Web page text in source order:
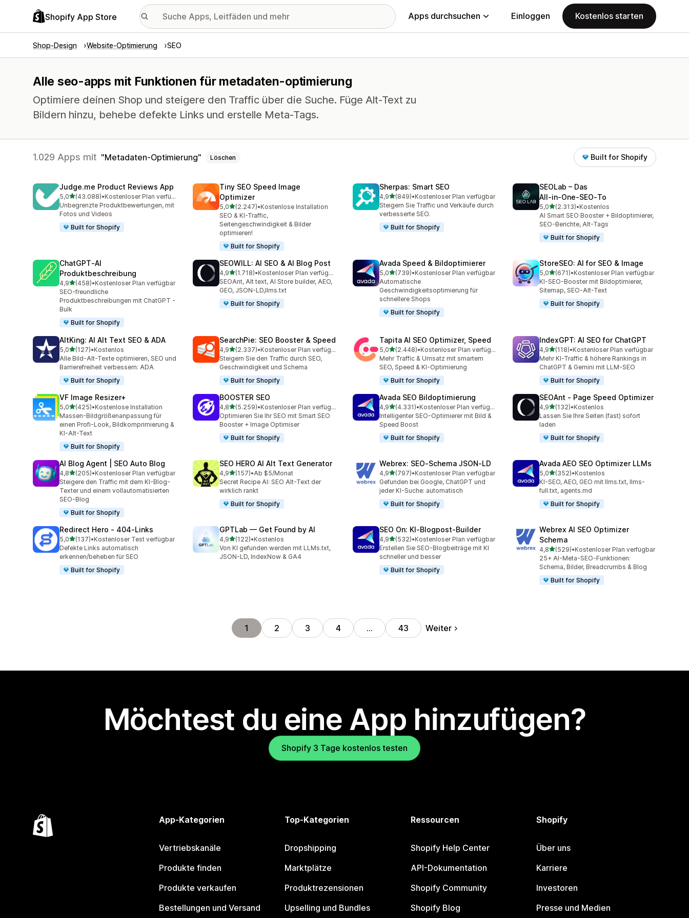
Shopify App Store Apps durchsuchen Einloggen Kostenlos starten
Shop-Design Website-Optimierung SEO
Alle seo-apps mit Funktionen für metadaten-optimierung
Optimiere deinen Shop und steigere den Traffic über die Suche. Füge Alt-Text zu
Bildern hinzu, behebe defekte Links und erstelle Meta-Tags.
1.029 Apps mit Metadaten-Optimierung Löschen Built for Shopify
Judge.me Product Reviews App
5,0von 5 Sternen
(43.088)
43088 Rezensionen insgesamt
•
Kostenloser Plan verfügbar
Unbegrenzte Produktbewertungen, mit
Fotos und Videos
Built for Shopify
Tiny SEO Speed Image
Optimizer
5,0von 5 Sternen
(2.247)
2247 Rezensionen insgesamt
•Kostenlose Installation
SEO & KI-Traffic,
Seitengeschwindigkeit & Bilder
optimieren!
Built for Shopify
Sherpas: Smart SEO
4,9von 5 Sternen
(849)
849 Rezensionen insgesamt
•Kostenloser Plan verfügbar
Steigern Sie Traffic und Verkäufe durch
verbesserte SEO.
Built for Shopify
SEOLab – Das
All‑in‑One‑SEO‑To
5,0von 5 Sternen
(2.313)
2313 Rezensionen insgesamt
•Kostenlos
AI Smart SEO Booster + Bildoptimierer,
SEO-Berichte, Alt-Tags
Built for Shopify
ChatGPT‑AI
Produktbeschreibung
4,9von 5 Sternen
(458)
458 Rezensionen insgesamt
•Kostenloser Plan verfügbar
SEO-freundliche
Produktbeschreibungen mit ChatGPT -
Bulk
Built for Shopify
SEOWILL: AI SEO & AI Blog Post
4,9von 5 Sternen
(1.718)
1718 Rezensionen insgesamt
•
Kostenloser Plan verfügbar
SEOAnt, Alt text, AI Store builder, AEO,
GEO, JSON-LD,llms.txt
Built for Shopify
Avada Speed & Bildoptimierer
5,0von 5 Sternen
(739)
739 Rezensionen insgesamt
•Kostenloser Plan verfügbar
Automatische
Geschwindigkeitsoptimierung für
schnellere Shops
Built for Shopify
StoreSEO: AI for SEO & Image
5,0von 5 Sternen
(671)
671 Rezensionen insgesamt
•Kostenloser Plan verfügbar
KI-SEO-Booster mit Bildoptimierer,
Sitemap, SEO-Alt-Text
Built for Shopify
AltKing: AI Alt Text SEO & ADA
5,0von 5 Sternen
(127)
127 Rezensionen insgesamt
•Kostenlos
Alle Bild-Alt-Texte optimieren, SEO und
Barrierefreiheit verbessern: ADA
Built for Shopify
SearchPie: SEO Booster & Speed
4,9von 5 Sternen
(2.337)
2337 Rezensionen insgesamt
•
Kostenloser Plan verfügbar
Steigern Sie den Traffic durch SEO,
Geschwindigkeit und Schema
Built for Shopify
Tapita AI SEO Optimizer, Speed
5,0von 5 Sternen
(2.448)
2448 Rezensionen insgesamt
•
Kostenloser Plan verfügbar
Mehr Traffic & Umsatz mit smartem
SEO, Speed & KI-Optimierung
Built for Shopify
IndexGPT: AI SEO for ChatGPT
4,9von 5 Sternen
(118)
118 Rezensionen insgesamt
•Kostenloser Plan verfügbar
Mehr KI-Traffic & höhere Rankings in
ChatGPT & Gemini mit LLM-SEO
Built for Shopify
VF Image Resizer+
5,0von 5 Sternen
(425)
425 Rezensionen insgesamt
•Kostenlose Installation
Massen-Bildgrößenanpassung für
einen Profi-Look, Bildkomprimierung &
KI-Alt-Text
Built for Shopify
BOOSTER SEO
4,8von 5 Sternen
(5.259)
5259 Rezensionen insgesamt
•
Kostenloser Plan verfügbar
Optimieren Sie Ihr SEO mit Smart SEO
Booster + Image Optimiser
Built for Shopify
Avada SEO Bildoptimierung
4,9von 5 Sternen
(4.331)
4331 Rezensionen insgesamt
•
Kostenloser Plan verfügbar
Intelligenter SEO-Optimierer mit Bild &
Speed Boost
Built for Shopify
SEOAnt ‑ Page Speed Optimizer
4,9von 5 Sternen
(132)
132 Rezensionen insgesamt
•Kostenlos
Lassen Sie Ihre Seiten (fast) sofort
laden
Built for Shopify
AI Blog Agent | SEO Auto Blog
4,8von 5 Sternen
(205)
205 Rezensionen insgesamt
•Kostenloser Plan verfügbar
Steigere den Traffic mit dem KI-Blog-
Texter und einem vollautomatisierten
SEO-Blog
Built for Shopify
SEO HERO AI Alt Text Generator
4,9von 5 Sternen
(157)
157 Rezensionen insgesamt
•Ab $5/Monat
Secret Recipe AI: SEO Alt-Text der
wirklich rankt
Built for Shopify
Webrex: SEO‑Schema JSON‑LD
4,9von 5 Sternen
(797)
797 Rezensionen insgesamt
•Kostenloser Plan verfügbar
Gefunden bei Google, ChatGPT und
jeder KI-Suche: automatisch
Built for Shopify
Avada AEO SEO Optimizer LLMs
5,0von 5 Sternen
(352)
352 Rezensionen insgesamt
•Kostenlos
KI-SEO, AEO, GEO mit llms.txt, llms-
full.txt, agents.md
Built for Shopify
Redirect Hero ‑ 404‑Links
5,0von 5 Sternen
(137)
137 Rezensionen insgesamt
•Kostenloser Test verfügbar
Defekte Links automatisch
erkennen/beheben für SEO
Built for Shopify
GPTLab — Get Found by AI
4,9von 5 Sternen
(122)
122 Rezensionen insgesamt
•Kostenlos
Von KI gefunden werden mit LLMs.txt,
JSON-LD, IndexNow & GA4
SEO On: KI‑Blogpost‑Builder
4,9von 5 Sternen
(532)
532 Rezensionen insgesamt
•Kostenloser Plan verfügbar
Erstellen Sie SEO-Blogbeiträge mit KI
schneller und besser
Built for Shopify
Webrex AI SEO Optimizer
Schema
4,8von 5 Sternen
(529)
529 Rezensionen insgesamt
•Kostenloser Plan verfügbar
25+ AI-Meta-SEO-Funktionen:
Schema, Bilder, Breadcrumbs & Blog
Built for Shopify
1 2 3 4 … 43 Weiter
Möchtest du eine App hinzufügen?
Shopify 3 Tage kostenlos testen
App-Kategorien
Vertriebskanäle
Produkte finden
Produkte verkaufen
Bestellungen und Versand
Top-Kategorien
Dropshipping
Marktplätze
Produktrezensionen
Upselling und Bundles
Ressourcen
Shopify Help Center
API-Dokumentation
Shopify Community
Shopify Blog
Shopify
Über uns
Karriere
Investoren
Presse und Medien